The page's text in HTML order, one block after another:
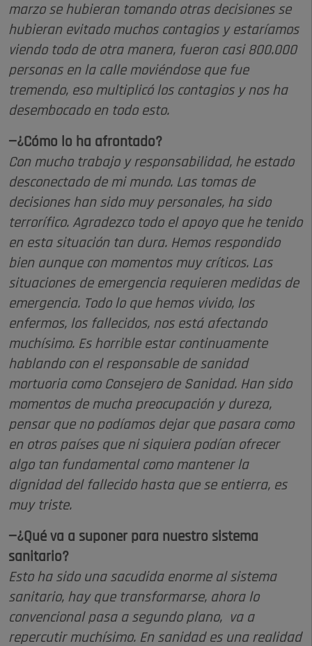
marzo se hubieran tomando otras decisiones se
hubieran evitado muchos contagios y estaríamos
viendo todo de otra manera, fueron casi 800.000
personas en la calle moviéndose que fue
tremendo, eso multiplicó los contagios y nos ha
desembocado en todo esto.
—¿Cómo lo ha afrontado?
Con mucho trabajo y responsabilidad, he estado
desconectado de mi mundo. Las tomas de
decisiones han sido muy personales, ha sido
terrorífico. Agradezco todo el apoyo que he tenido
en esta situación tan dura. Hemos respondido
bien aunque con momentos muy críticos. Las
situaciones de emergencia requieren medidas de
emergencia. Todo lo que hemos vivido, los
enfermos, los fallecidos, nos está afectando
muchísimo. Es horrible estar continuamente
hablando con el responsable de sanidad
mortuoria como Consejero de Sanidad. Han sido
momentos de mucha preocupación y dureza,
pensar que no podíamos dejar que pasara como
en otros países que ni siquiera podían ofrecer
algo tan fundamental como mantener la
dignidad del fallecido hasta que se entierra, es
muy triste.
—¿Qué va a suponer para nuestro sistema
sanitario?
Esto ha sido una sacudida enorme al sistema
sanitario, hay que transformarse, ahora lo
convencional pasa a segundo plano, va a
repercutir muchísimo. En sanidad es una realidad